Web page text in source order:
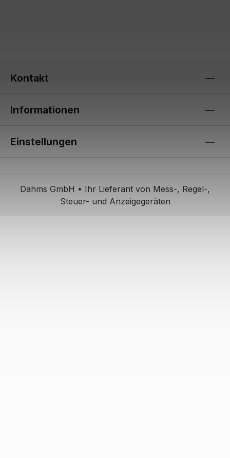
Kontakt
Informationen
Einstellungen
Dahms GmbH • Ihr Lieferant von Mess-, Regel-,
Steuer- und Anzeigegeräten